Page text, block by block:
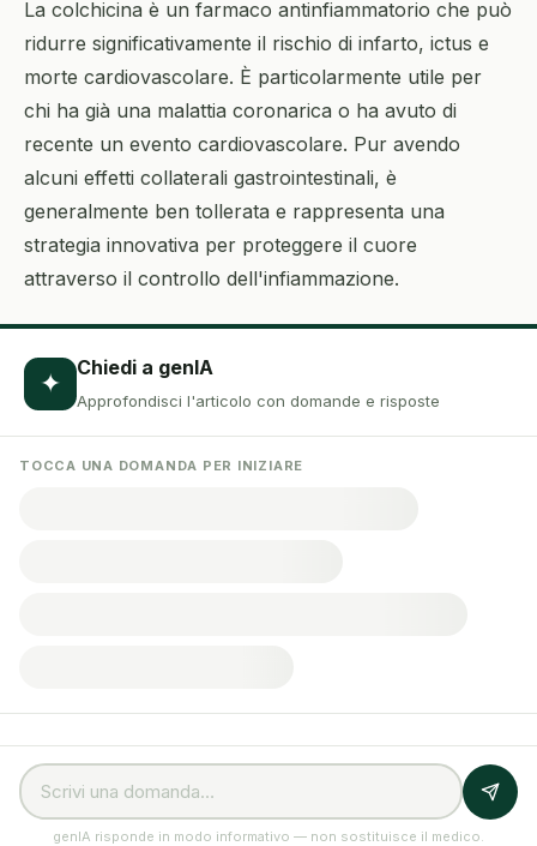
La colchicina è un farmaco antinfiammatorio che può
ridurre significativamente il rischio di infarto, ictus e
morte cardiovascolare. È particolarmente utile per
chi ha già una malattia coronarica o ha avuto di
recente un evento cardiovascolare. Pur avendo
alcuni effetti collaterali gastrointestinali, è
generalmente ben tollerata e rappresenta una
strategia innovativa per proteggere il cuore
attraverso il controllo dell'infiammazione.
✦ Chiedi a genIA
Approfondisci l'articolo con domande e risposte
TOCCA UNA DOMANDA PER INIZIARE
genIA risponde in modo informativo — non sostituisce il medico.